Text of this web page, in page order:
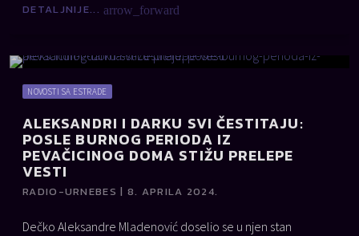
DETALJNIJE...arrow_forward
NOVOSTI SA ESTRADE
ALEKSANDRI I DARKU SVI ČESTITAJU:
POSLE BURNOG PERIODA IZ
PEVAČICINOG DOMA STIŽU PRELEPE
VESTI
RADIO-URNEBES | 8. APRILA 2024.
Dečko Aleksandre Mladenović doselio se u njen stan